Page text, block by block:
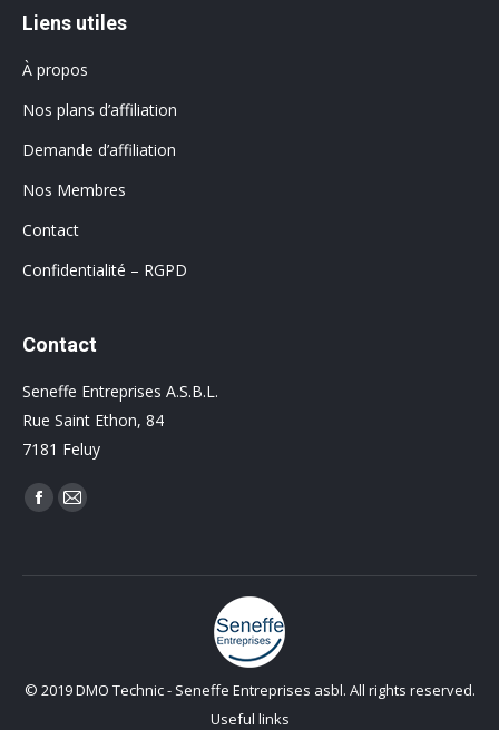
Liens utiles
À propos
Nos plans d’affiliation
Demande d’affiliation
Nos Membres
Contact
Confidentialité – RGPD
Contact
Seneffe Entreprises A.S.B.L.
Rue Saint Ethon, 84
7181 Feluy
Trouvez nous sur :
Facebook
Mail
© 2019 DMO Technic - Seneffe Entreprises asbl. All rights reserved.
Useful links